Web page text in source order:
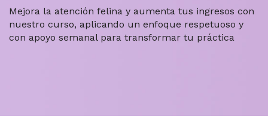
Mejora la atención felina y aumenta tus ingresos con
nuestro curso, aplicando un enfoque respetuoso y
con apoyo semanal para transformar tu práctica